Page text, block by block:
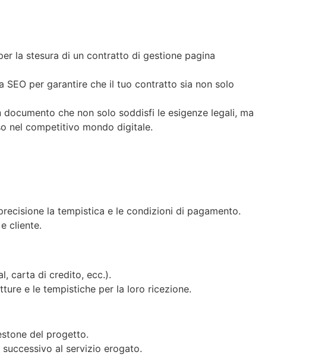
la stesura di un contratto di gestione pagina
SEO per garantire che il tuo contratto sia non solo
che non solo soddisfi le esigenze legali, ma
nel competitivo mondo digitale.
la tempistica e le condizioni di pagamento.
cliente.
carta di credito, ecc.).
e le tempistiche per la loro ricezione.
del progetto.
al servizio erogato.